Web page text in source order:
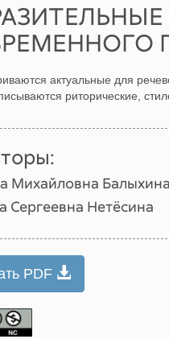
актуальные для
риторические,
Михайловна Балыхина
Сергеевна Нетёсина
PDF